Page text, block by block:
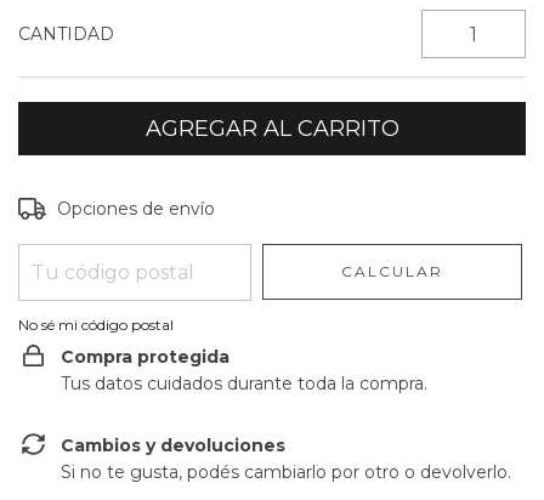
CANTIDAD
Entregas para el CP:
Opciones de envío
CALCULAR
No sé mi código postal
Compra protegida
Tus datos cuidados durante toda la compra.
Cambios y devoluciones
Si no te gusta, podés cambiarlo por otro o devolverlo.